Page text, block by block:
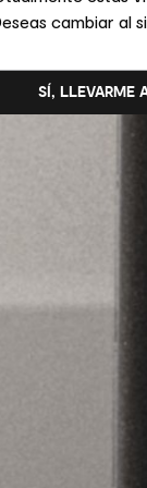
cambiar al
SÍ, LLEVARME